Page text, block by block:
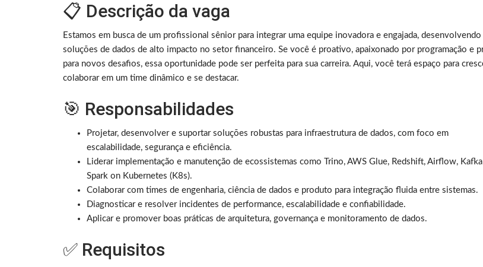
📋 Descrição da vaga
Estamos em busca de um profissional sênior para integrar uma equipe inovadora e engajada, desenvolvendo
soluções de dados de alto impacto no setor financeiro. Se você é proativo, apaixonado por programação e
para novos desafios, essa oportunidade pode ser perfeita para sua carreira. Aqui, você terá espaço para
colaborar em um time dinâmico e se destacar.
🎯 Responsabilidades
Projetar, desenvolver e suportar soluções robustas para infraestrutura de dados, com foco em
escalabilidade, segurança e eficiência.
Liderar implementação e manutenção de ecossistemas como Trino, AWS Glue, Redshift, Airflow,
Spark on Kubernetes (K8s).
Colaborar com times de engenharia, ciência de dados e produto para integração fluida entre sistemas.
Diagnosticar e resolver incidentes de performance, escalabilidade e confiabilidade.
Aplicar e promover boas práticas de arquitetura, governança e monitoramento de dados.
✅ Requisitos